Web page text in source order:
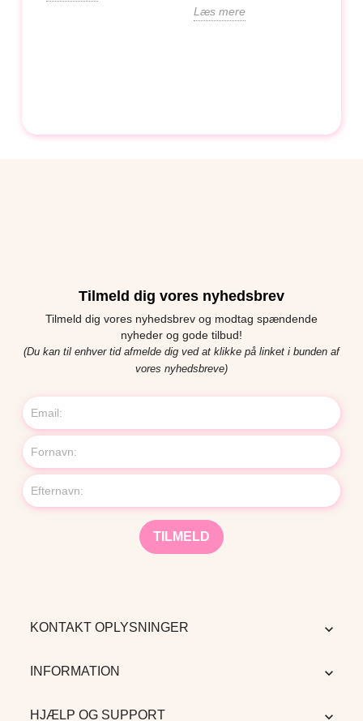
Læs mere
Tilmeld dig vores nyhedsbrev
Tilmeld dig vores nyhedsbrev og modtag spændende
nyheder og gode tilbud!
(Du kan til enhver tid afmelde dig ved at klikke på linket i bunden af
vores nyhedsbreve)
KONTAKT OPLYSNINGER 
INFORMATION 
HJÆLP OG SUPPORT 